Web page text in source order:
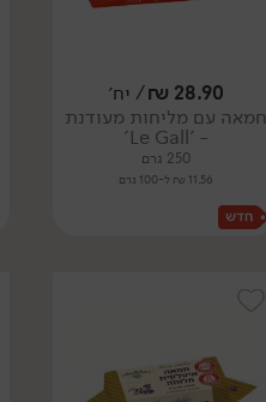
28.90
₪/ יח׳
חמאה עם מליחות מעודנת
- 'Le Gall'
250 גרם
11.56 ₪ ל-100 גרם